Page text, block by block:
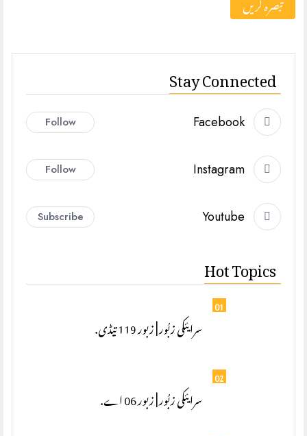
Stay Connected
Facebook
Follow
Instagram
Follow
Youtube
Subscribe
Hot Topics
01
سرایئکی زبُور | زبور 119 تیڈی.
02
سرایئکی زبُور | زبور 06 اے.